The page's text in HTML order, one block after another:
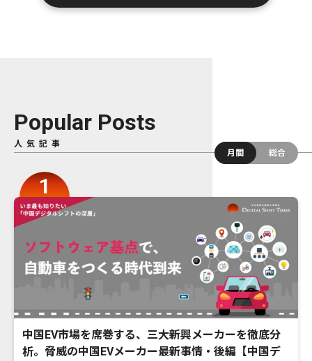
Popular Posts
人気記事
月間
総合
中国EV市場を席巻する、三大新興メーカーを徹底分
析。脅威の中国EVメーカー最新事情・後編【中国デ